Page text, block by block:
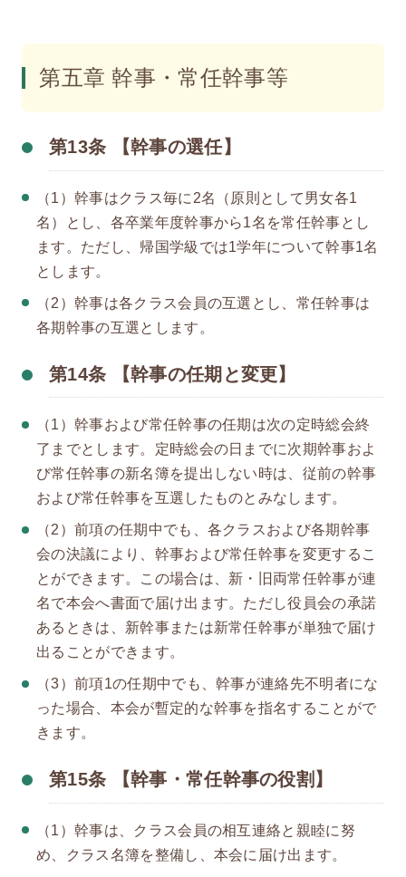
第五章 幹事・常任幹事等
第13条 【幹事の選任】
（1）幹事はクラス毎に2名（原則として男女各1
名）とし、各卒業年度幹事から1名を常任幹事とし
ます。ただし、帰国学級では1学年について幹事1名
とします。
（2）幹事は各クラス会員の互選とし、常任幹事は
各期幹事の互選とします。
第14条 【幹事の任期と変更】
（1）幹事および常任幹事の任期は次の定時総会終
了までとします。定時総会の日までに次期幹事およ
び常任幹事の新名簿を提出しない時は、従前の幹事
および常任幹事を互選したものとみなします。
（2）前項の任期中でも、各クラスおよび各期幹事
会の決議により、幹事および常任幹事を変更するこ
とができます。この場合は、新・旧両常任幹事が連
名で本会へ書面で届け出ます。ただし役員会の承諾
あるときは、新幹事または新常任幹事が単独で届け
出ることができます。
（3）前項1の任期中でも、幹事が連絡先不明者にな
った場合、本会が暫定的な幹事を指名することがで
きます。
第15条 【幹事・常任幹事の役割】
（1）幹事は、クラス会員の相互連絡と親睦に努
め、クラス名簿を整備し、本会に届け出ます。